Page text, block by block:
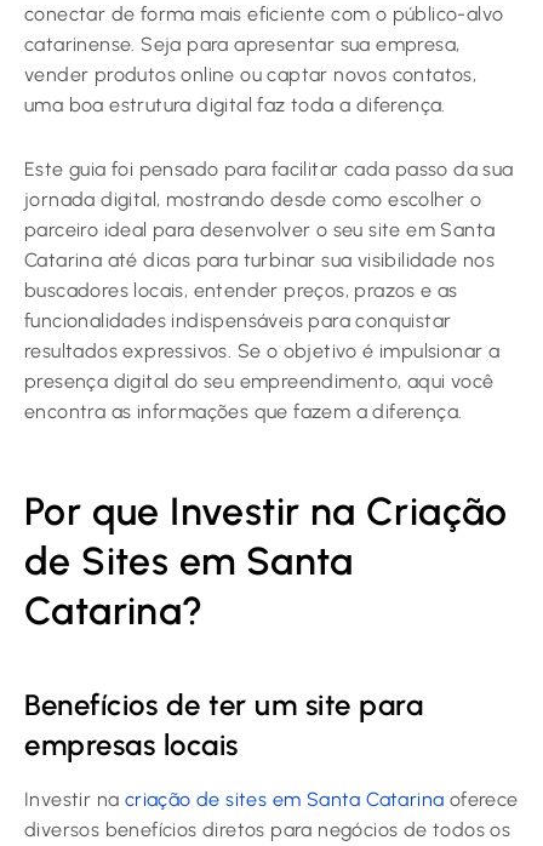
conectar de forma mais eficiente com o público-alvo
catarinense. Seja para apresentar sua empresa,
vender produtos online ou captar novos contatos,
uma boa estrutura digital faz toda a diferença.
Este guia foi pensado para facilitar cada passo da sua
jornada digital, mostrando desde como escolher o
parceiro ideal para desenvolver o seu site em Santa
Catarina até dicas para turbinar sua visibilidade nos
buscadores locais, entender preços, prazos e as
funcionalidades indispensáveis para conquistar
resultados expressivos. Se o objetivo é impulsionar a
presença digital do seu empreendimento, aqui você
encontra as informações que fazem a diferença.
Por que Investir na Criação
de Sites em Santa
Catarina?
Benefícios de ter um site para
empresas locais
Investir na criação de sites em Santa Catarina oferece
diversos benefícios diretos para negócios de todos os